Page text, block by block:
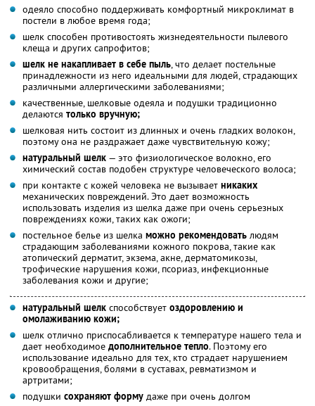
одеяло способно поддерживать комфортный микроклимат в
постели в любое время года;
шелк способен противостоять жизнедеятельности пылевого
клеща и других сапрофитов;
шелк не накапливает в себе пыль, что делает постельные
принадлежности из него идеальными для людей, страдающих
различными аллергическими заболеваниями;
качественные, шелковые одеяла и подушки традиционно
делаются только вручную;
шелковая нить состоит из длинных и очень гладких волокон,
поэтому она не раздражает даже чувствительную кожу;
натуральный шелк — это физиологическое волокно, его
химический состав подобен структуре человеческого волоса;
при контакте с кожей человека не вызывает никаких
механических повреждений. Это дает возможность
использовать изделия из шелка даже при очень серьезных
повреждениях кожи, таких как ожоги;
постельное белье из шелка можно рекомендовать людям
страдающим заболеваниями кожного покрова, такие как
атопический дерматит, экзема, акне, дерматомикозы,
трофические нарушения кожи, псориаз, инфекционные
заболевания кожи и другие;
натуральный шелк способствует оздоровлению и
омолаживанию кожи;
шелк отлично приспосабливается к температуре нашего тела и
дает необходимое дополнительное тепло. Поэтому его
использование идеально для тех, кто страдает нарушением
кровообращения, болями в суставах, ревматизмом и
артритами;
подушки сохраняют форму даже при очень долгом